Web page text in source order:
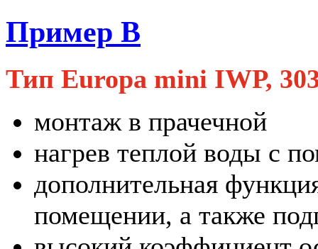
Пример B
Тип Europa mini IWP,
монтаж в прачечной
нагрев теплой воды с
дополнительная
помещении, а также